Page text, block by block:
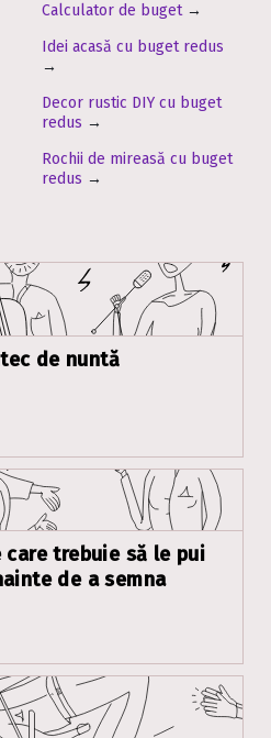
Calculator de buget→
Idei acasă cu buget redus
→
Decor rustic DIY cu buget
redus →
Rochii de mireasă cu buget
redus →
de nuntă
care trebuie să le pui
de a semna